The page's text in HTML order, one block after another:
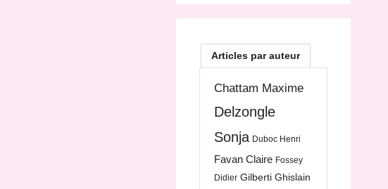
Articles par auteur
Chattam Maxime
Delzongle
Sonja Duboc Henri
Favan Claire Fossey
Didier Gilberti Ghislain